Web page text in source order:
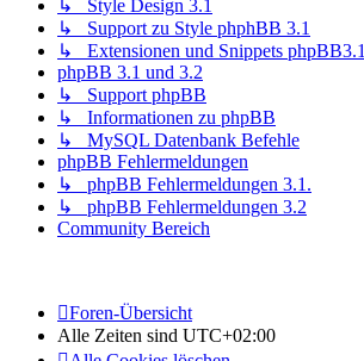
↳ Style Design 3.1
↳ Support zu Style phphBB 3.1
↳ Extensionen und Snippets phpBB3.1
phpBB 3.1 und 3.2
↳ Support phpBB
↳ Informationen zu phpBB
↳ MySQL Datenbank Befehle
phpBB Fehlermeldungen
↳ phpBB Fehlermeldungen 3.1.
↳ phpBB Fehlermeldungen 3.2
Community Bereich
Foren-Übersicht
Alle Zeiten sind UTC+02:00